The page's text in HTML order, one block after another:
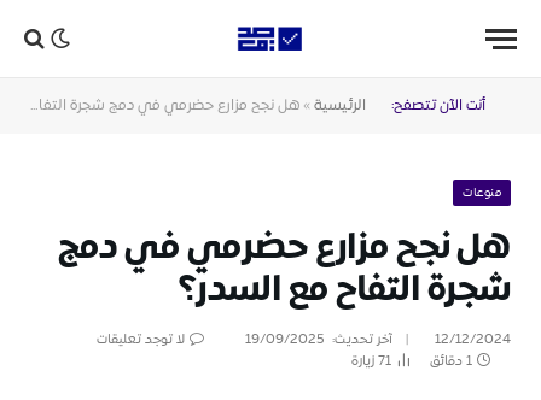
أنت الآن تتصفح: الرئيسية » هل نجح مزارع حضرمي في دمج شجرة التفاح مع السدر؟
منوعات
هل نجح مزارع حضرمي في دمج
شجرة التفاح مع السدر؟
12/12/2024 آخر تحديث: 19/09/2025
لا توجد تعليقات
1 دقائق
71زيارة